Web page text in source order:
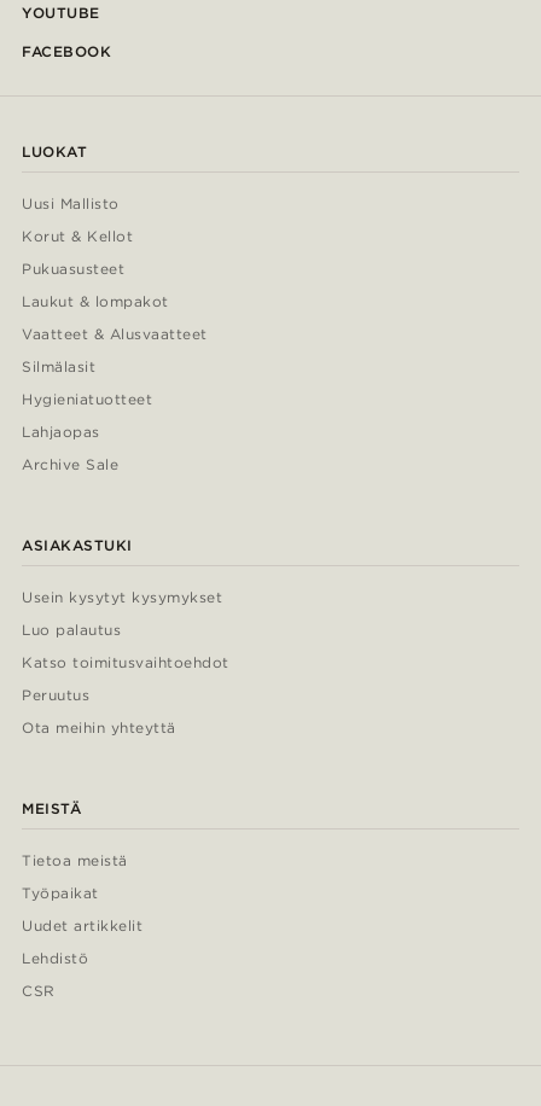
YOUTUBE
FACEBOOK
LUOKAT
Uusi Mallisto
Korut & Kellot
Pukuasusteet
Laukut & lompakot
Vaatteet & Alusvaatteet
Silmälasit
Hygieniatuotteet
Lahjaopas
Archive Sale
ASIAKASTUKI
Usein kysytyt kysymykset
Luo palautus
Katso toimitusvaihtoehdot
Peruutus
Ota meihin yhteyttä
MEISTÄ
Tietoa meistä
Työpaikat
Uudet artikkelit
Lehdistö
CSR